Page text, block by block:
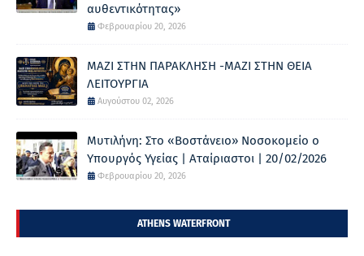
αυθεντικότητας»
Φεβρουαρίου 20, 2026
ΜΑΖΙ ΣΤΗΝ ΠΑΡΑΚΛΗΣΗ -ΜΑΖΙ ΣΤΗΝ ΘΕΙΑ
ΛΕΙΤΟΥΡΓΙΑ
Αυγούστου 02, 2026
Μυτιλήνη: Στο «Βοστάνειο» Νοσοκομείο ο
Υπουργός Υγείας | Αταίριαστοι | 20/02/2026
Φεβρουαρίου 20, 2026
ATHENS WATERFRONT